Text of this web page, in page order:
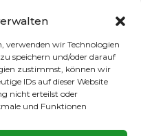
verwenden wir Technologien
speichern und/oder darauf
zustimmst, können wir
IDs auf dieser Website
nicht erteilst oder
und Funktionen
kurz darauf
Bestand hatte.
die
brachte uns
großem Einsatz
ehe kurz
fiel – insgesamt
60 Minuten, da
agierten.